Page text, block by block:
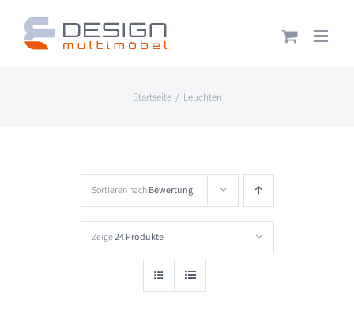
Zum
Inhalt
Startseite Leuchten
Sortieren nachBewertung
Zeige24 Produkte